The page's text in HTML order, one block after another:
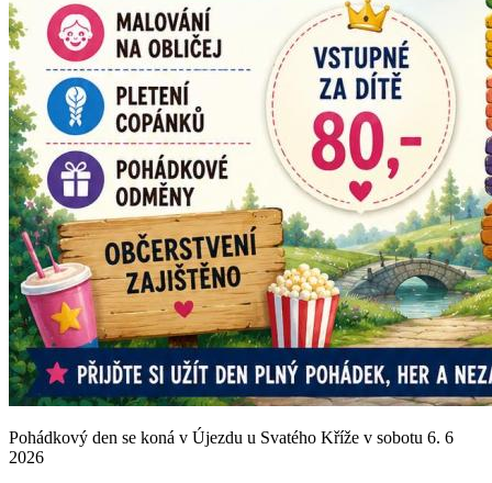
Pohádkový den se koná v Újezdu u Svatého Kříže v sobotu 6. 6
2026